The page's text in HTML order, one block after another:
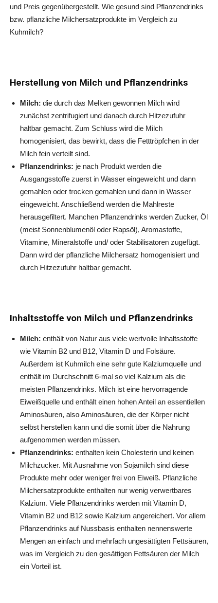
und Preis gegenübergestellt. Wie gesund sind Pflanzendrinks
bzw. pflanzliche Milchersatzprodukte im Vergleich zu
Kuhmilch?
Herstellung von Milch und Pflanzendrinks
Milch: die durch das Melken gewonnen Milch wird
zunächst zentrifugiert und danach durch Hitzezufuhr
haltbar gemacht. Zum Schluss wird die Milch
homogenisiert, das bewirkt, dass die Fetttröpfchen in der
Milch fein verteilt sind.
Pflanzendrinks: je nach Produkt werden die
Ausgangsstoffe zuerst in Wasser eingeweicht und dann
gemahlen oder trocken gemahlen und dann in Wasser
eingeweicht. Anschließend werden die Mahlreste
herausgefiltert. Manchen Pflanzendrinks werden Zucker, Öl
(meist Sonnenblumenöl oder Rapsöl), Aromastoffe,
Vitamine, Mineralstoffe und/ oder Stabilisatoren zugefügt.
Dann wird der pflanzliche Milchersatz homogenisiert und
durch Hitzezufuhr haltbar gemacht.
Inhaltsstoffe von Milch und Pflanzendrinks
Milch: enthält von Natur aus viele wertvolle Inhaltsstoffe
wie Vitamin B2 und B12, Vitamin D und Folsäure.
Außerdem ist Kuhmilch eine sehr gute Kalziumquelle und
enthält im Durchschnitt 6-mal so viel Kalzium als die
meisten Pflanzendrinks. Milch ist eine hervorragende
Eiweißquelle und enthält einen hohen Anteil an essentiellen
Aminosäuren, also Aminosäuren, die der Körper nicht
selbst herstellen kann und die somit über die Nahrung
aufgenommen werden müssen.
Pflanzendrinks: enthalten kein Cholesterin und keinen
Milchzucker. Mit Ausnahme von Sojamilch sind diese
Produkte mehr oder weniger frei von Eiweiß. Pflanzliche
Milchersatzprodukte enthalten nur wenig verwertbares
Kalzium. Viele Pflanzendrinks werden mit Vitamin D,
Vitamin B2 und B12 sowie Kalzium angereichert. Vor allem
Pflanzendrinks auf Nussbasis enthalten nennenswerte
Mengen an einfach und mehrfach ungesättigten Fettsäuren,
was im Vergleich zu den gesättigen Fettsäuren der Milch
ein Vorteil ist.